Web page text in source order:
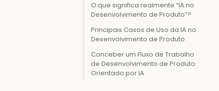
O que significa realmente “IA no
Desenvolvimento de Produto”?
Principais Casos de Uso da IA no
Desenvolvimento de Produto
Conceber um Fluxo de Trabalho
de Desenvolvimento de Produto
Orientado por IA